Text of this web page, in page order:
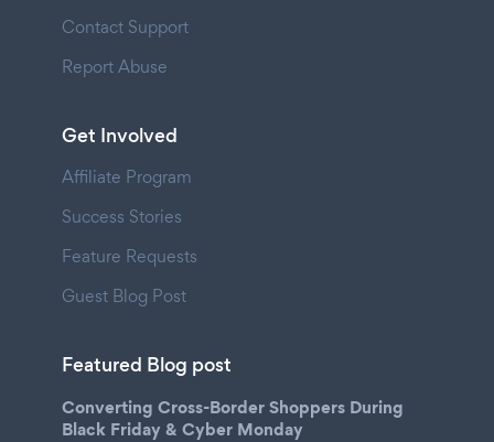
Contact Support
Report Abuse
Get Involved
Affiliate Program
Success Stories
Feature Requests
Guest Blog Post
Featured Blog post
Converting Cross-Border Shoppers During
Black Friday & Cyber Monday